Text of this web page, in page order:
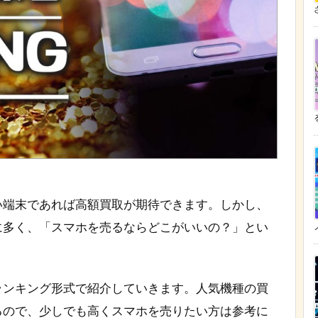
末であれば高額買取が期待できます。しかし、
く、「スマホを売るならどこがいいの？」とい
キング形式で紹介していきます。人気機種の買
で、少しでも高くスマホを売りたい方は参考に